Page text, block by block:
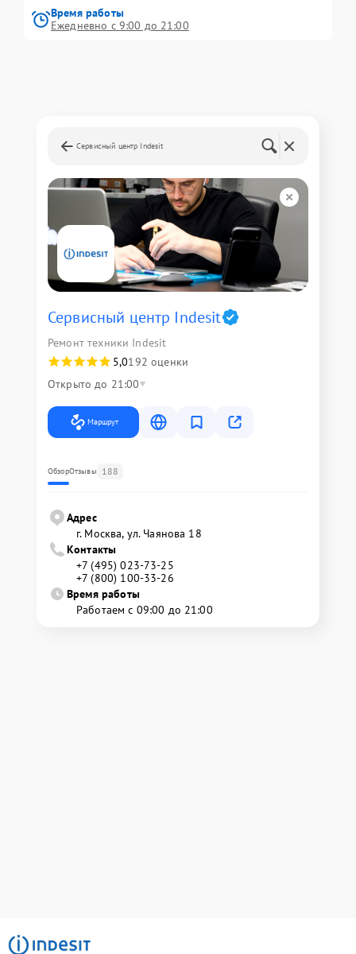
Время работы
Ежедневно с 9:00 до 21:00
Сервисный центр Indesit
Сервисный центр Indesit
Ремонт техники Indesit
5,0192 оценки
Открыто до 21:00
Маршрут
ОбзорОтзывы 188
Адрес
г. Москва, ул. Чаянова 18
Контакты
+7 (495) 023-73-25
+7 (800) 100-33-26
Время работы
Работаем с 09:00 до 21:00